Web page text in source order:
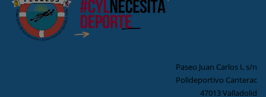
Paseo Juan Carlos I, s/n
Polideportivo Canterac
47013 Valladolid